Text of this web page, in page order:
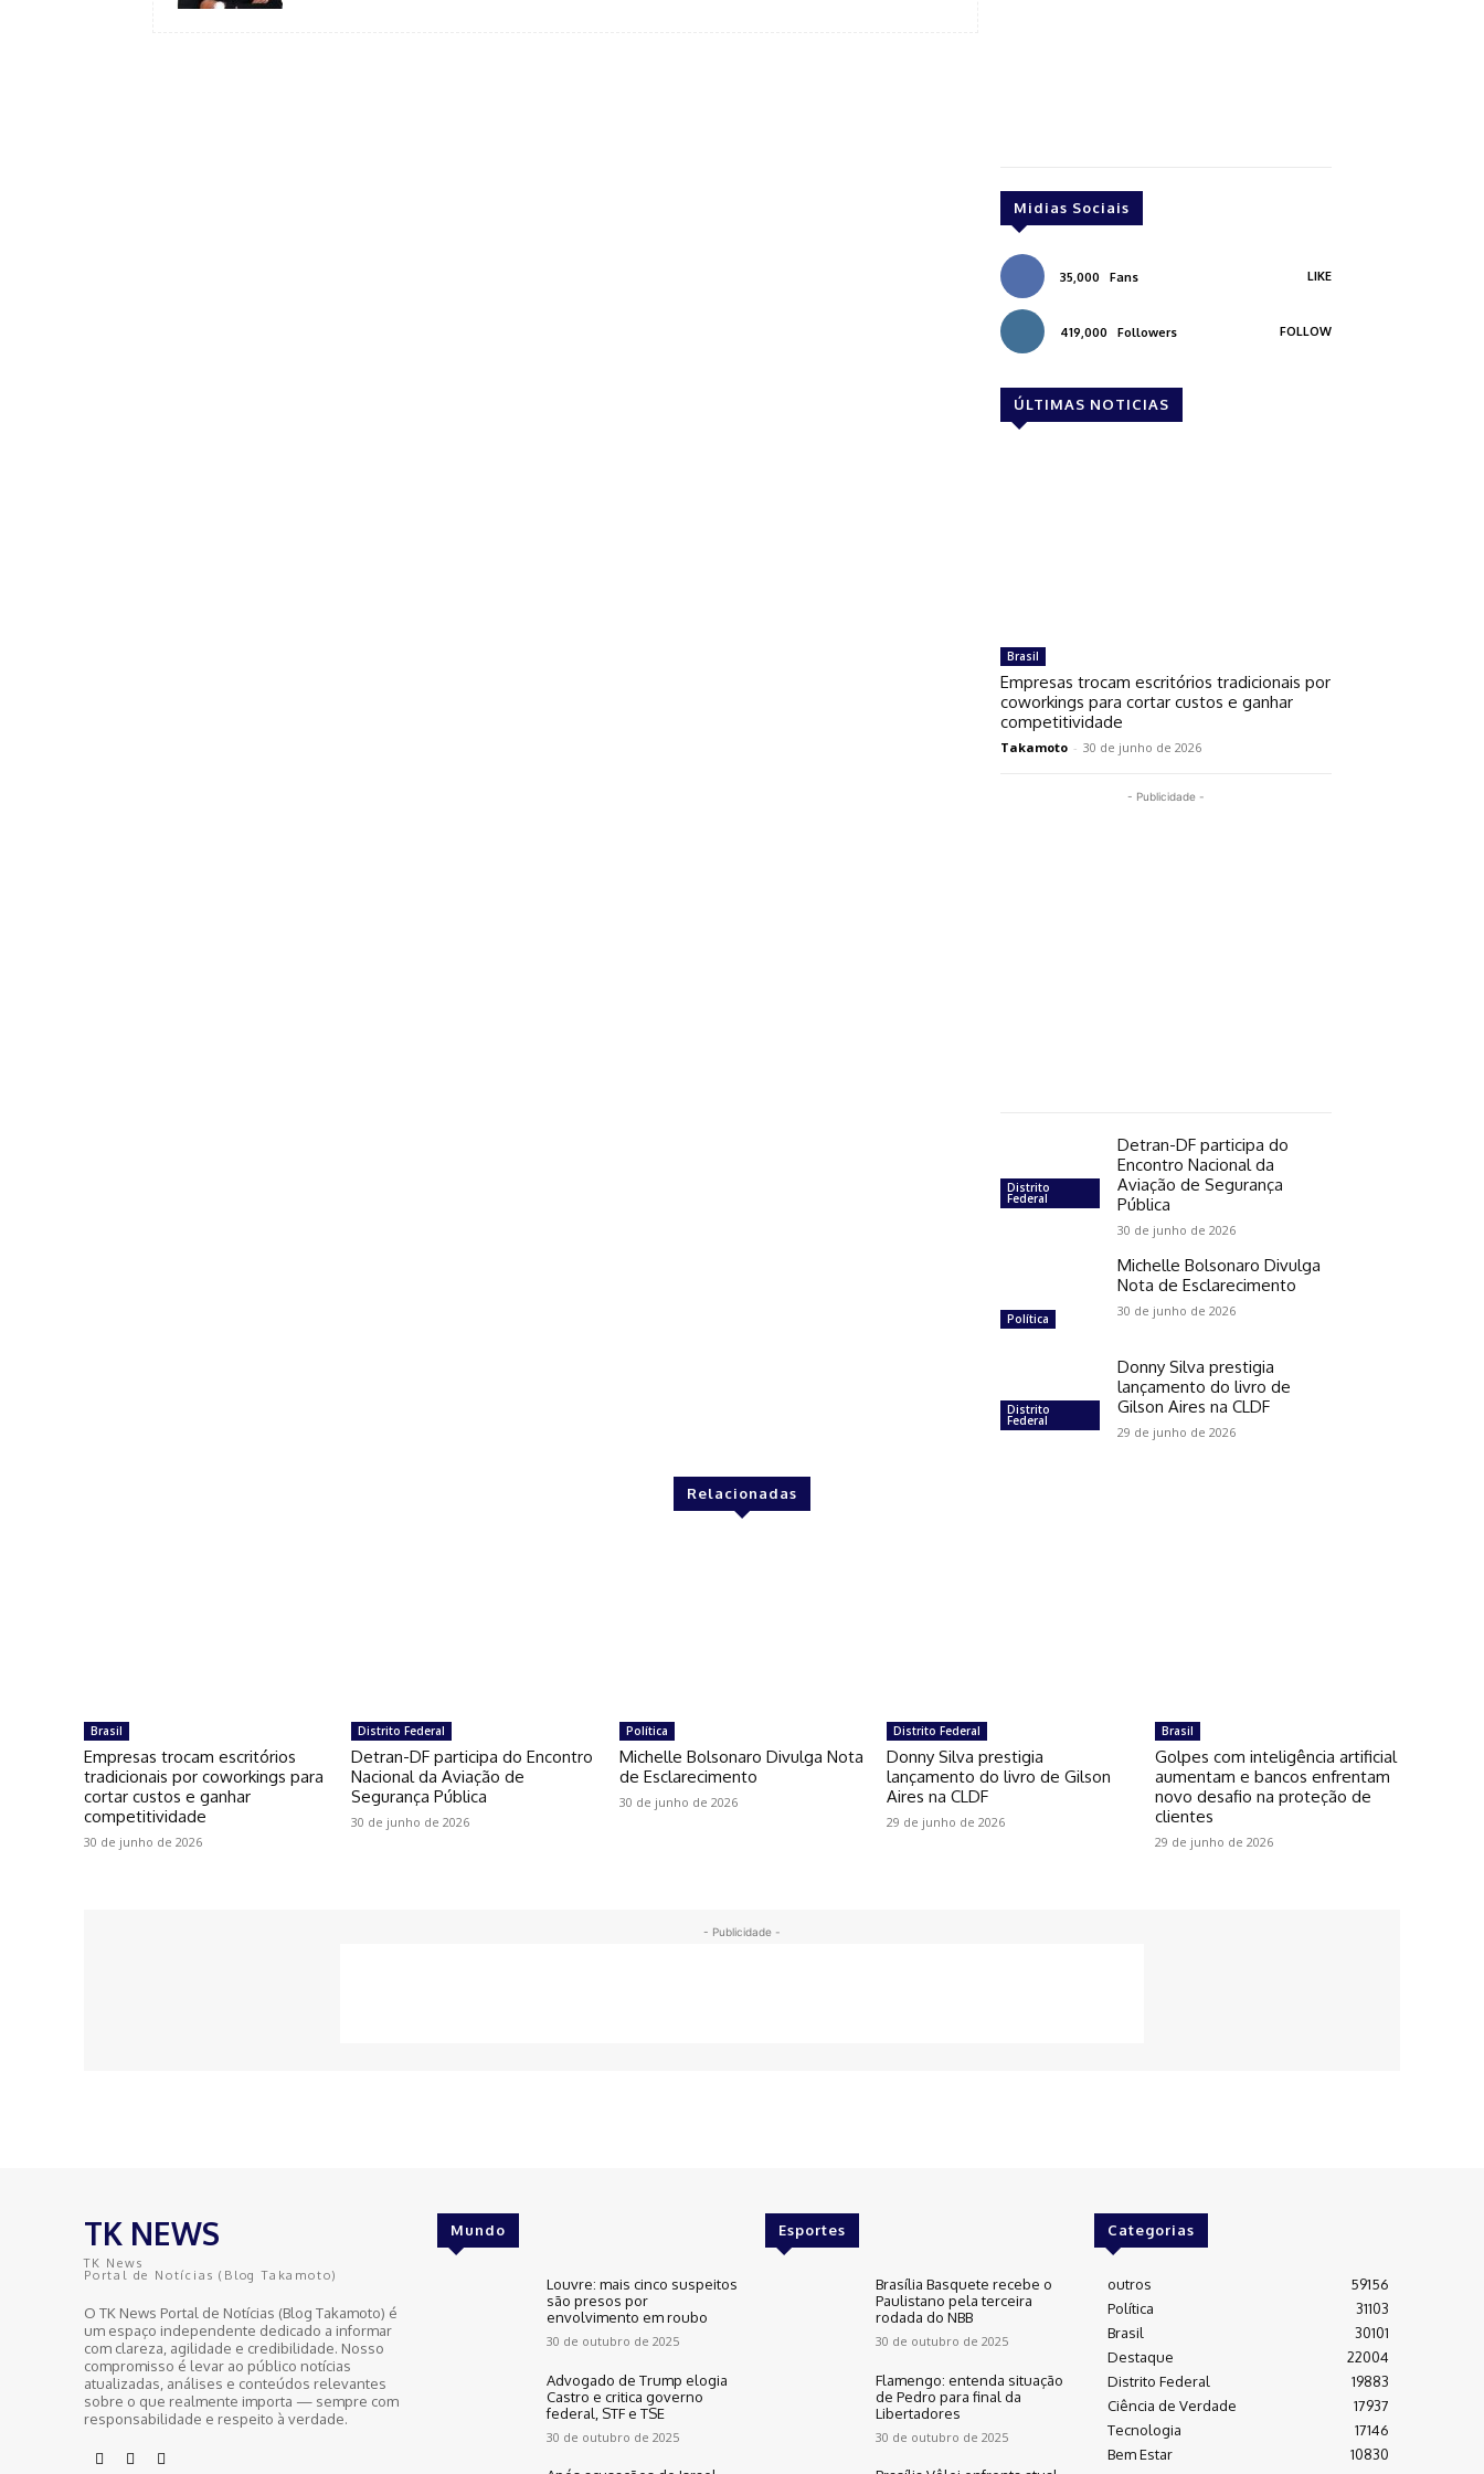
Midias Sociais
35,000 Fans LIKE
419,000 Followers FOLLOW
ÚLTIMAS NOTICIAS
Brasil
Empresas trocam escritórios tradicionais por
coworkings para cortar custos e ganhar
competitividade
Takamoto - 30 de junho de 2026
- Publicidade -
Distrito
Federal
Detran-DF participa do
Encontro Nacional da
Aviação de Segurança
Pública
30 de junho de 2026
Política
Michelle Bolsonaro Divulga
Nota de Esclarecimento
30 de junho de 2026
Distrito
Federal
Donny Silva prestigia
lançamento do livro de
Gilson Aires na CLDF
29 de junho de 2026
Relacionadas
Brasil
Empresas trocam escritórios
tradicionais por coworkings para
cortar custos e ganhar
competitividade
30 de junho de 2026
Distrito Federal
Detran-DF participa do Encontro
Nacional da Aviação de
Segurança Pública
30 de junho de 2026
Política
Michelle Bolsonaro Divulga Nota
de Esclarecimento
30 de junho de 2026
Distrito Federal
Donny Silva prestigia
lançamento do livro de Gilson
Aires na CLDF
29 de junho de 2026
Brasil
Golpes com inteligência artificial
aumentam e bancos enfrentam
novo desafio na proteção de
clientes
29 de junho de 2026
- Publicidade -
TK NEWS
TK News
Portal de Notícias (Blog Takamoto)
O TK News Portal de Notícias (Blog Takamoto) é
um espaço independente dedicado a informar
com clareza, agilidade e credibilidade. Nosso
compromisso é levar ao público notícias
atualizadas, análises e conteúdos relevantes
sobre o que realmente importa — sempre com
responsabilidade e respeito à verdade.
Mundo
Louvre: mais cinco suspeitos
são presos por
envolvimento em roubo
30 de outubro de 2025
Advogado de Trump elogia
Castro e critica governo
federal, STF e TSE
30 de outubro de 2025
Esportes
Brasília Basquete recebe o
Paulistano pela terceira
rodada do NBB
30 de outubro de 2025
Flamengo: entenda situação
de Pedro para final da
Libertadores
30 de outubro de 2025
Categorias
outros
59156
Política
31103
Brasil
30101
Destaque
22004
Distrito Federal
19883
Ciência de Verdade
17937
Tecnologia
17146
Bem Estar
10830